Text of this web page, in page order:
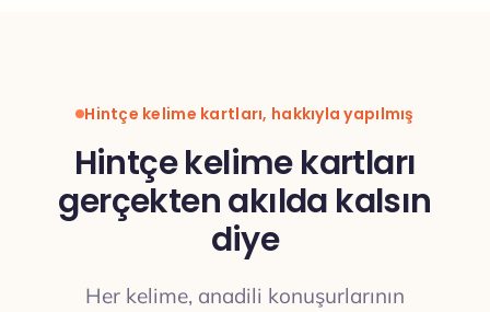
Hintçe kelime kartları, hakkıyla yapılmış
Hintçe kelime kartları
gerçekten akılda kalsın
diye
Her kelime, anadili konuşurlarının